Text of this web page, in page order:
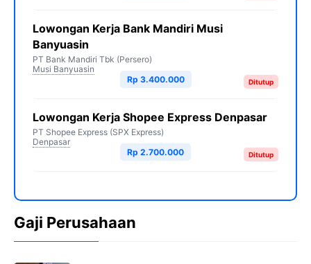
Lowongan Kerja Bank Mandiri Musi
Banyuasin
PT Bank Mandiri Tbk (Persero)
Musi Banyuasin
Ditutup
Rp 3.400.000
Lowongan Kerja Shopee Express Denpasar
PT Shopee Express (SPX Express)
Denpasar
Ditutup
Rp 2.700.000
Gaji Perusahaan